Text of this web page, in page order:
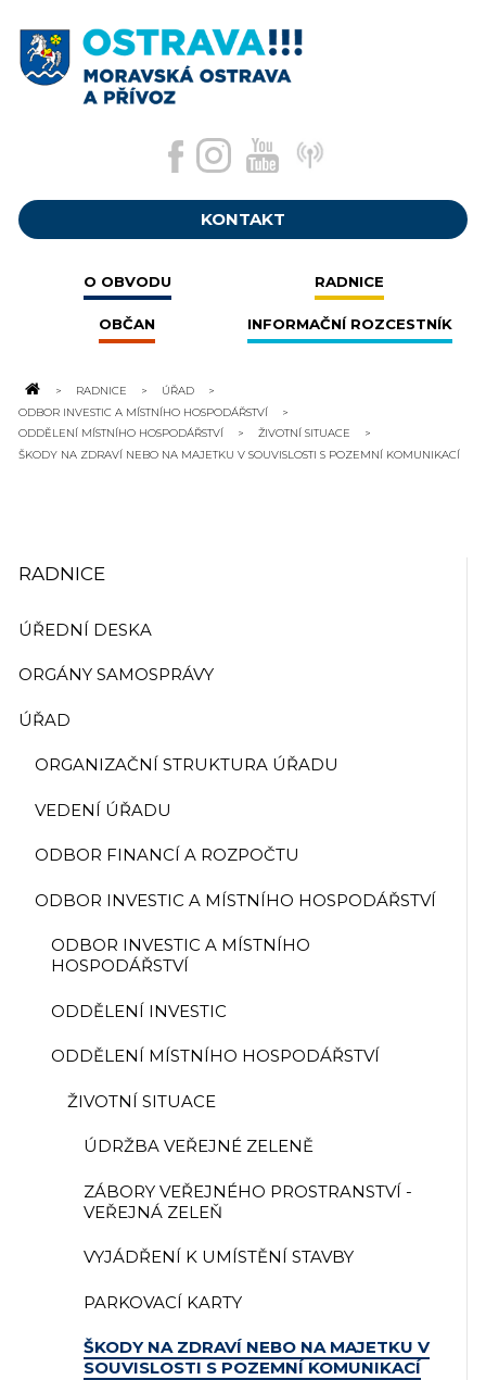
KONTAKT
O OBVODU RADNICE
OBČAN INFORMAČNÍ ROZCESTNÍK
RADNICE
ÚŘAD
ODBOR INVESTIC A MÍSTNÍHO HOSPODÁŘSTVÍ
ODDĚLENÍ MÍSTNÍHO HOSPODÁŘSTVÍ
ŽIVOTNÍ SITUACE
ŠKODY NA ZDRAVÍ NEBO NA MAJETKU V SOUVISLOSTI S POZEMNÍ KOMUNIKACÍ
RADNICE
ÚŘEDNÍ DESKA
ORGÁNY SAMOSPRÁVY
ÚŘAD
ORGANIZAČNÍ STRUKTURA ÚŘADU
VEDENÍ ÚŘADU
ODBOR FINANCÍ A ROZPOČTU
ODBOR INVESTIC A MÍSTNÍHO HOSPODÁŘSTVÍ
ODBOR INVESTIC A MÍSTNÍHO
HOSPODÁŘSTVÍ
ODDĚLENÍ INVESTIC
ODDĚLENÍ MÍSTNÍHO HOSPODÁŘSTVÍ
ŽIVOTNÍ SITUACE
ÚDRŽBA VEŘEJNÉ ZELENĚ
ZÁBORY VEŘEJNÉHO PROSTRANSTVÍ -
VEŘEJNÁ ZELEŇ
VYJÁDŘENÍ K UMÍSTĚNÍ STAVBY
PARKOVACÍ KARTY
ŠKODY NA ZDRAVÍ NEBO NA MAJETKU V
SOUVISLOSTI S POZEMNÍ KOMUNIKACÍ